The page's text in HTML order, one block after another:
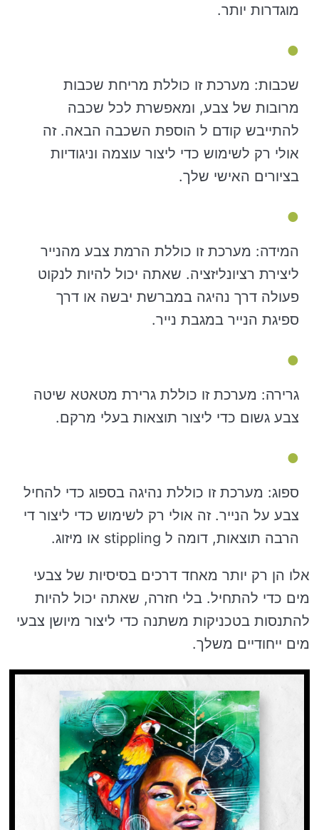
מוגדרות יותר.
שכבות: מערכת זו כוללת מריחת שכבות
מרובות של צבע, ומאפשרת לכל שכבה
להתייבש קודם ל הוספת השכבה הבאה. זה
אולי רק לשימוש כדי ליצור עוצמה וניגודיות
בציורים האישי שלך.
המידה: מערכת זו כוללת הרמת צבע מהנייר
ליצירת רציונליזציה. שאתה יכול להיות לנקוט
פעולה דרך נהיגה במברשת יבשה או דרך
ספיגת הנייר במגבת נייר.
גרירה: מערכת זו כוללת גרירת מטאטא שיטה
צבע גשום כדי ליצור תוצאות בעלי מרקם.
ספוג: מערכת זו כוללת נהיגה בספוג כדי להחיל
צבע על הנייר. זה אולי רק לשימוש כדי ליצור די
הרבה תוצאות, דומה ל stippling או מיזוג.
אלו הן רק יותר מאחד דרכים בסיסיות של צבעי
מים כדי להתחיל. בלי חזרה, שאתה יכול להיות
להתנסות בטכניקות משתנה כדי ליצור מיושן צבעי
מים ייחודיים משלך.